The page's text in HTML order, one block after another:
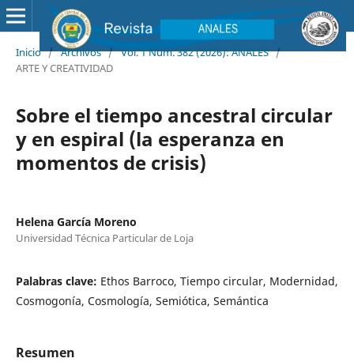
Inicio / Archivos / Vol. 1 Núm. 382 (2026): ANALES /
ARTE Y CREATIVIDAD
Sobre el tiempo ancestral circular
y en espiral (la esperanza en
momentos de crisis)
Helena García Moreno
Universidad Técnica Particular de Loja
Palabras clave: Ethos Barroco, Tiempo circular, Modernidad,
Cosmogonía, Cosmología, Semiótica, Semántica
Resumen